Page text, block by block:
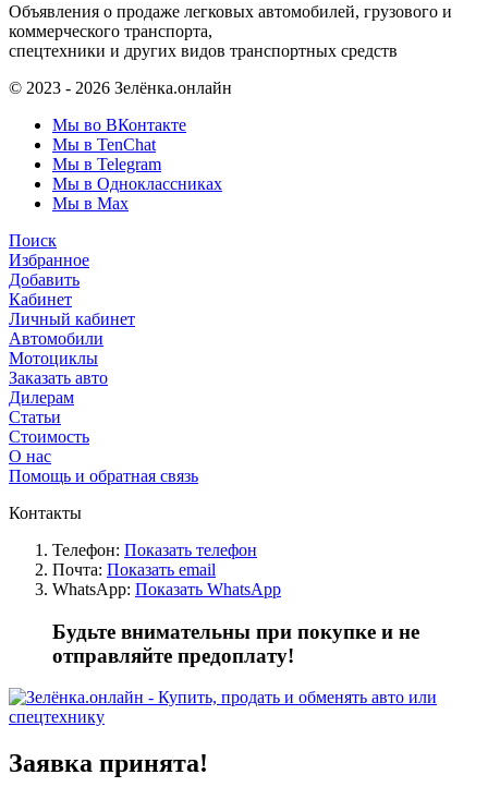
Объявления о продаже легковых автомобилей, грузового и
коммерческого транспорта,
спецтехники и других видов транспортных средств
© 2023 - 2026 Зелёнка.онлайн
Мы во ВКонтакте
Мы в TenChat
Мы в Telegram
Мы в Одноклассниках
Мы в Max
Поиск
Избранное
Добавить
Кабинет
Личный кабинет
Автомобили
Мотоциклы
Заказать авто
Дилерам
Статьи
Стоимость
О нас
Помощь и обратная связь
Контакты
Телефон: Показать телефон
Почта: Показать email
WhatsApp: Показать WhatsApp
Будьте внимательны при покупке и не
отправляйте предоплату!
Заявка принята!